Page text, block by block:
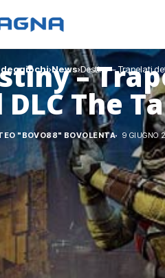
News Destiny – Trapelati
–
DLC The
"BOVO88" BOVOLENTA 9 GIUGNO